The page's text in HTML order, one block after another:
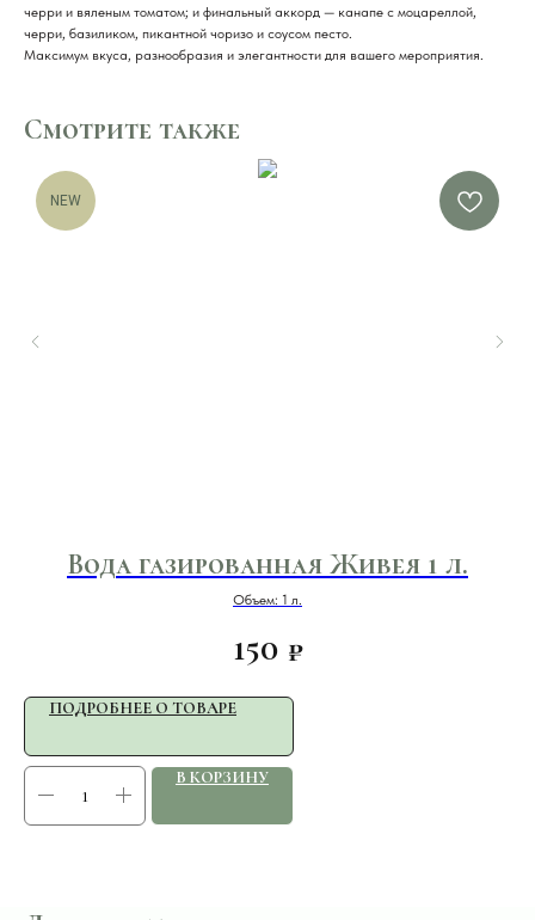
черри и вяленым томатом; и финальный аккорд — канапе с моцареллой,
черри, базиликом, пикантной чоризо и соусом песто.
Максимум вкуса, разнообразия и элегантности для вашего мероприятия.
Смотрите также
NEW
Вода газированная Живея 1 л.
Объем: 1 л.
150 ₽
ПОДРОБНЕЕ О ТОВАРЕ
В КОРЗИНУ